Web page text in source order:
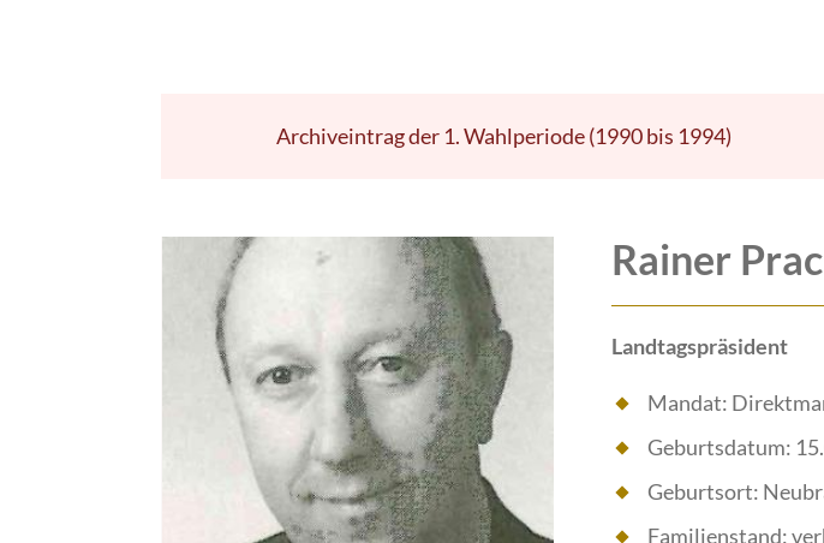
Archiveintrag der 1. Wahlperiode (1990 bis 1994)
Rainer
Landtagspräsident
Mandat:
Geburtsdatum:
Geburtsort:
Familienstand: